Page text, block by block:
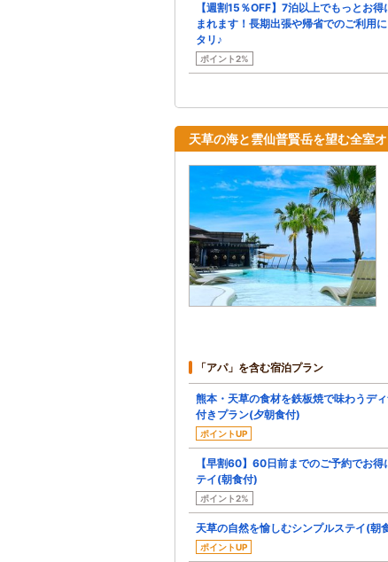
【週割15％OFF】7泊以上でもっとお得
まれます！長期出張や帰省でのご利用
タリ♪
ポイント2%
天草の海と雲仙普賢岳を望む全室
「アパ」を含む宿泊プラン
熊本・天草の食材を鉄板焼で味わうデ
付きプラン(夕朝食付)
ポイントUP
【早割60】60日前までのご予約でお得
テイ(朝食付)
ポイント2%
天草の自然を愉しむシンプルステイ(朝
ポイントUP